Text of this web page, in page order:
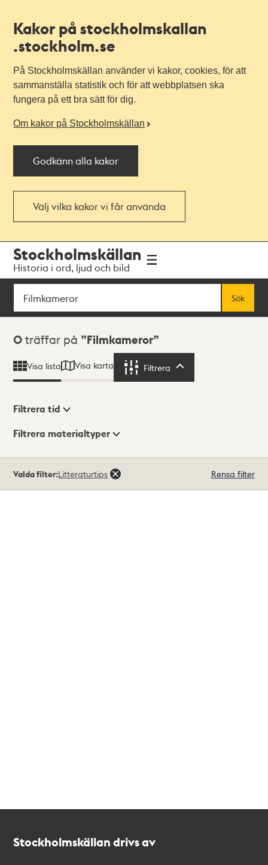
Kakor på stockholmskallan
.stockholm.se
På Stockholmskällan använder vi kakor, cookies, för att
sammanställa statistik och för att webbplatsen ska
fungera på ett bra sätt för dig.
Om kakor på Stockholmskällan
Godkänn alla kakor
Välj vilka kakor vi får använda
navigationen
huvudinnehållet
Stockholmskällan
Historia i ord, ljud och bild
Sök
Sök
Sökresultat
0 träffar på Filmkameror
Visa lista Visa karta Filtrera
Visningsläge
Filtrera tid
Filtrera materialtyper
träffar
Valda filter:Litteraturtips Rensa filter
Stockholmskällan drivs av